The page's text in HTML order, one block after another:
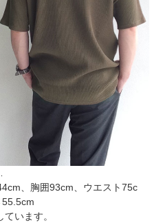
、胸囲93cm、ウエスト75c
います。